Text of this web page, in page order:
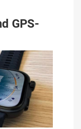
GPS-